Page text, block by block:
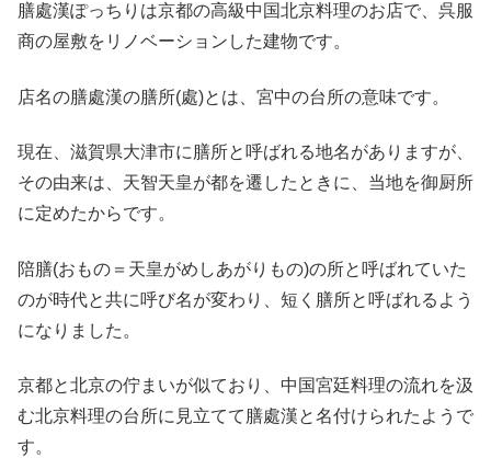
膳處漢ぽっちりは京都の高級中国北京料理のお店で、呉服
商の屋敷をリノベーションした建物です。
店名の膳處漢の膳所(處)とは、宮中の台所の意味です。
現在、滋賀県大津市に膳所と呼ばれる地名がありますが、
その由来は、天智天皇が都を遷したときに、当地を御厨所
に定めたからです。
陪膳(おもの＝天皇がめしあがりもの)の所と呼ばれていた
のが時代と共に呼び名が変わり、短く膳所と呼ばれるよう
になりました。
京都と北京の佇まいが似ており、中国宮廷料理の流れを汲
む北京料理の台所に見立てて膳處漢と名付けられたようで
す。